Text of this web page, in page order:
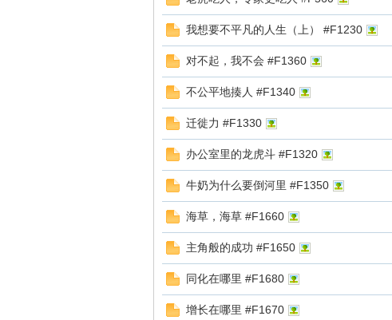
我想要不平凡的人生（上） #F1230
对不起，我不会 #F1360
不公平地揍人 #F1340
迁徙力 #F1330
办公室里的龙虎斗 #F1320
牛奶为什么要倒河里 #F1350
海草，海草 #F1660
主角般的成功 #F1650
同化在哪里 #F1680
增长在哪里 #F1670